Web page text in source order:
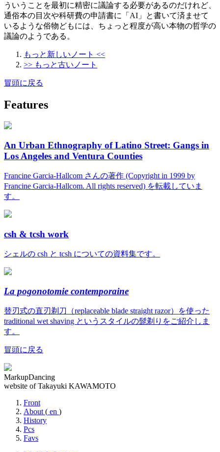
ういうことを最初に精密に議論する必要があるのだけれど、
通俗本の目次や科研費の申請書に「AI」と書いて済ませて
いるような俗物どもには、ちょっと程度が高い本物の哲学の
議論のようである。
もっと新しいノート <<
>> もっと古いノート
冒頭に戻る
Features
An Urban Ethnography of Latino Street: Gangs in
Los Angeles and Ventura Counties
Francine Garcia-Hallcom さんの著作 (Copyright in 1999 by
Francine Garcia-Hallcom. All rights reserved) を転載していま
す。
csh & tcsh work
シェルの csh と tcsh についての資料集です。
La pogonotomie contemporaine
替刃式の直刃剃刀（replaceable blade straight razor）を使った
traditional wet shaving というスタイルの髭剃りをご紹介しま
す。
冒頭に戻る
MarkupDancing
website of Takayuki KAWAMOTO
Front
About ( en )
History
Pcs
Favs